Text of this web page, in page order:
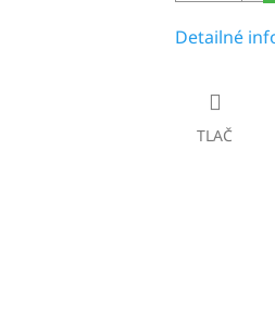
Detailné
TLAČ